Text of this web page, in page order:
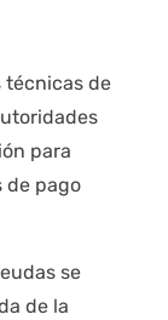
técnicas de
para
de pago
se
de la